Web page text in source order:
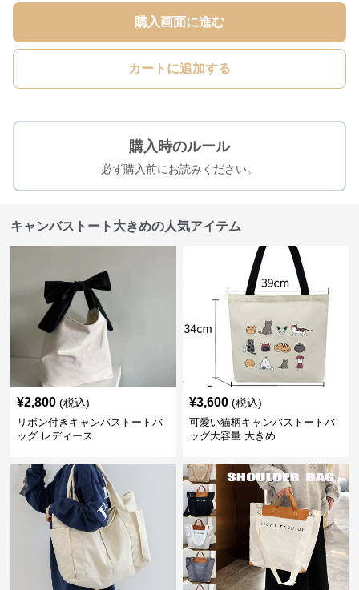
購入画面に進む
カートに追加する
購入時のルール
必ず購入前にお読みください。
キャンバストート大きめの人気アイテム
¥2,800 (税込)
リボン付きキャンバストートバ
ッグ レディース
¥3,600 (税込)
可愛い猫柄キャンバストートバ
ッグ大容量 大きめ